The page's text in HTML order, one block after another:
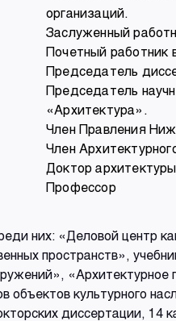
организаций.
Заслуженный
Почетный работник
Председатель
Председатель
«Архитектура».
Член Правления
Член
Доктор
Профессор
них: «Деловой центр
пространств»,
объектов культурного
диссертации, 14